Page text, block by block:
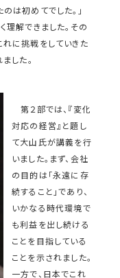
は初めてでした。」
理解できました。その
に挑戦をしていきた
した。
第２部では、『変化
対応の経営』と題し
て大山氏が講義を行
いました。まず、会社
の目的は「永遠に存
続すること」であり、
いかなる時代環境で
も利益を出し続ける
ことを目指している
ことを示されました。
一方で、日本でこれ